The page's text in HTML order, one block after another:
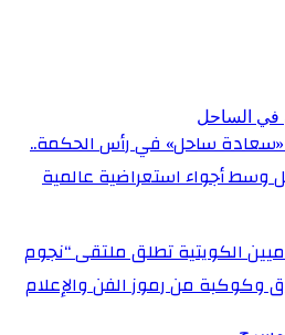
ساحل» في رأس الحكمة..
وسط أجواء استعراضية عالمية
الكويتية تطلق ملتقى “نجوم
وكوكبة من رموز الفن والإعلام